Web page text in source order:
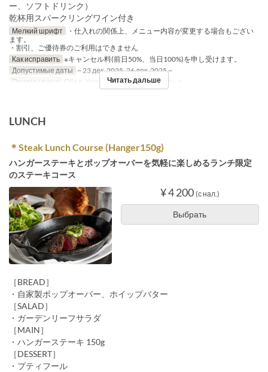
ー、ソフトドリンク）
乾杯用スパークリングワイン付き
Мелкий шрифт
・仕入れの関係上、メニュー内容が変更する場合もござい
ます。
・割引、ご優待券のご利用はできません
Как исправить ※キャンセル料(前日50%、当日100%)を申し受けます。
Допустимые даты ~ 23 дек. 2025, 26 дек. 2025 ~
Приемы пищи Обед, Ужин Лимит по заказу 2 ~ 6
Читать дальше
LUNCH
＊Steak Lunch Course (Hanger150g)
ハンガーステーキとポップオーバーを気軽に楽しめるランチ限定
のステーキコース
¥ 4 200 (с нал.)
Выбрать
［BREAD］
・自家製ポップオーバー、ホイップバター
［SALAD］
・ガーデンリーフサラダ
［MAIN］
・ハンガーステーキ 150g
［DESSERT］
・プティフール